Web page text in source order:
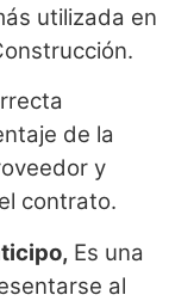
utilizada en
de la
y
contrato.
Es una
al